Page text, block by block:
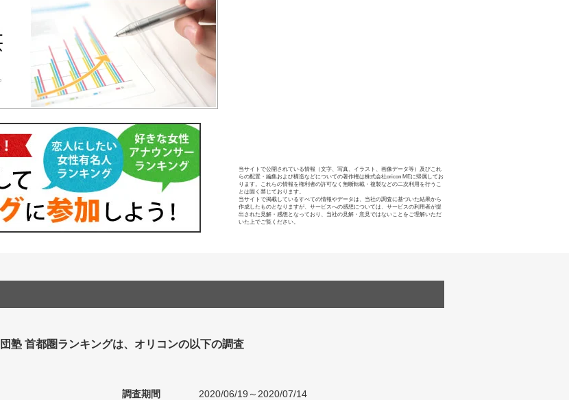
当サイトで公開されている情報（文字、写真、イラスト、画像データ等）及びこれ
らの配置・編集および構造などについての著作権は株式会社oricon MEに帰属してお
ります。これらの情報を権利者の許可なく無断転載・複製などの二次利用を行うこ
とは固く禁じております。
当サイトで掲載しているすべての情報やデータは、当社の調査に基づいた結果から
作成したものとなりますが、サービスへの感想については、サービスの利用者が提
出された見解・感想となっており、当社の見解・意見ではないことをご理解いただ
いた上でご覧ください。
塾 首都圏ランキングは、オリコンの以下の調査
調査期間
2020/06/19～2020/07/14